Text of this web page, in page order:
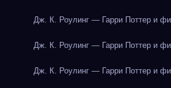
Дж. К. Роулинг — Гарри Поттер и
Дж. К. Роулинг — Гарри Поттер и
Дж. К. Роулинг — Гарри Поттер и